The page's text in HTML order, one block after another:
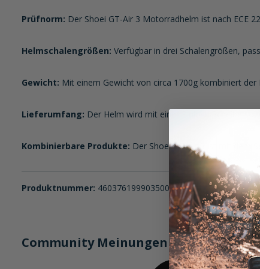
Prüfnorm: Der Shoei GT-Air 3 Motorradhelm ist nach ECE
Helmschalengrößen: Verfügbar in drei Schalengrößen,
Gewicht: Mit einem Gewicht von circa 1700g kombiniert
Lieferumfang: Der Helm wird mit einer Pinlock-Scheibe
Kombinierbare Produkte: Der Shoei GT-Air 3 ist mit dem
Produktnummer: 4603761999035009
Community Meinungen (1)